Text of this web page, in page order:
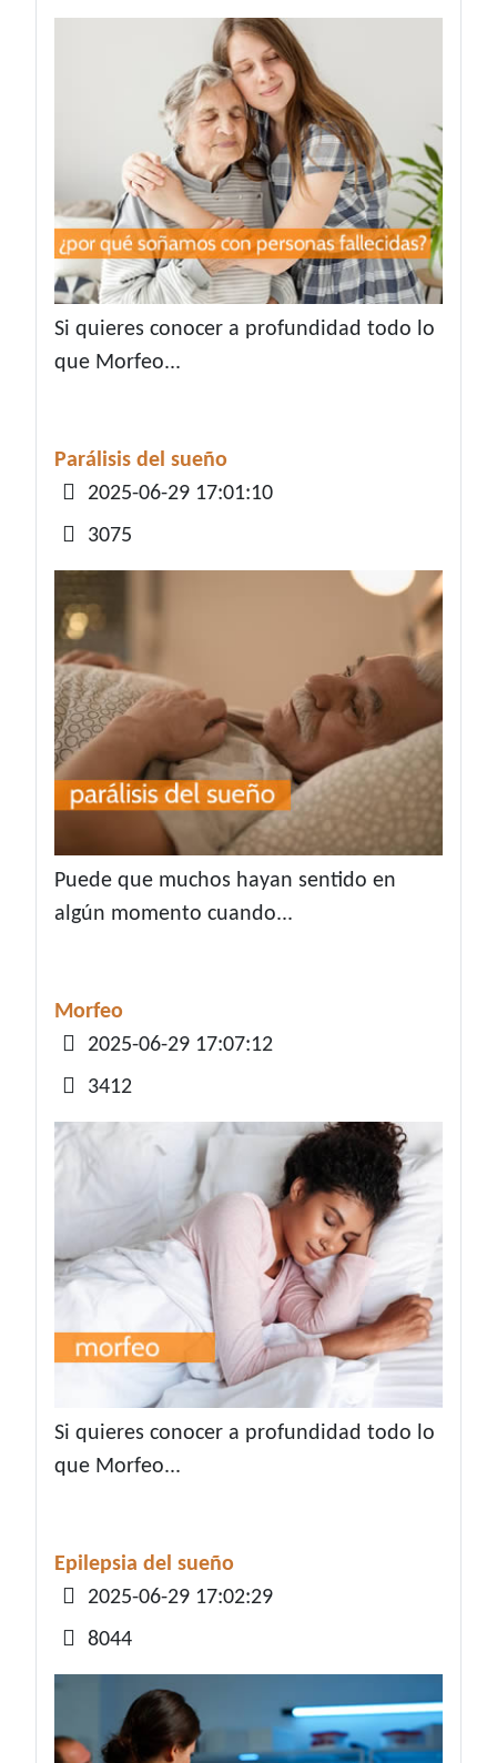
Si quieres conocer a profundidad todo lo
que Morfeo...
Parálisis del sueño
Detalles
2025-06-29 17:01:10
3075
Puede que muchos hayan sentido en
algún momento cuando...
Morfeo
Detalles
2025-06-29 17:07:12
3412
Si quieres conocer a profundidad todo lo
que Morfeo...
Epilepsia del sueño
Detalles
2025-06-29 17:02:29
8044